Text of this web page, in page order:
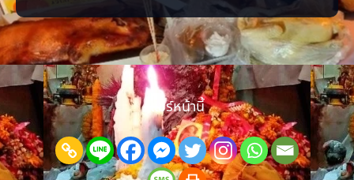
ร้าน หรือการจัดวางที่ยังไม่ส่งเสริมการค้า ลองเริ่มจากการตรวจพลังร้าน
ปรับฮวงจุ้ย เสริมจุดรับทรัพย์ และจัดพื้นที่ให้เปิดรับลูกค้ามากขึ้น เมื่อแก้
ได้ตรงจุด การค้าขายก
แชร์หน้านี้